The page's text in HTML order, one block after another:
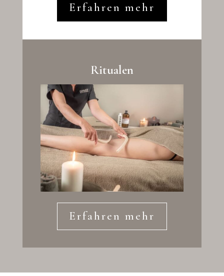
Erfahren mehr
Ritualen
Erfahren mehr